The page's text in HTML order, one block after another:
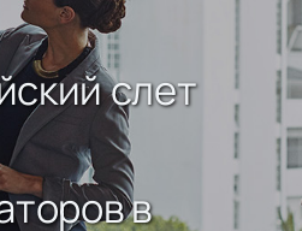
слет
в